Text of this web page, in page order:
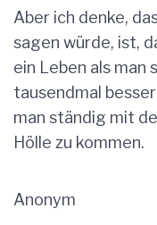
Aber ich denke,
sagen würde, ist,
ein Leben als man
tausendmal
man ständig mit
Hölle zu kommen.
Anonym